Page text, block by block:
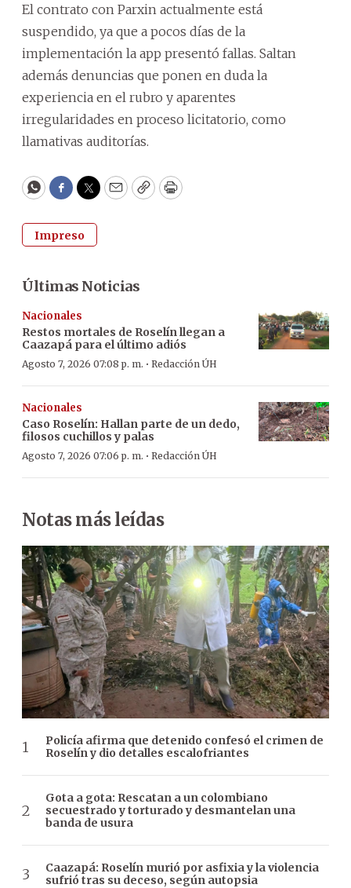
El contrato con Parxin actualmente está
suspendido, ya que a pocos días de la
implementación la app presentó fallas. Saltan
además denuncias que ponen en duda la
experiencia en el rubro y aparentes
irregularidades en proceso licitatorio, como
llamativas auditorías.
WhatsApp
Facebook
Twitter
EmailCopyPrint
Impreso
Últimas Noticias
Nacionales
Restos mortales de Roselín llegan a
Caazapá para el último adiós
Agosto 7, 2026 07:08 p. m. · Redacción ÚH
Nacionales
Caso Roselín: Hallan parte de un dedo,
filosos cuchillos y palas
Agosto 7, 2026 07:06 p. m. · Redacción ÚH
Notas más leídas
Policía afirma que detenido confesó el crimen de
Roselín y dio detalles escalofriantes
Gota a gota: Rescatan a un colombiano
secuestrado y torturado y desmantelan una
banda de usura
Caazapá: Roselín murió por asfixia y la violencia
sufrió tras su deceso, según autopsia